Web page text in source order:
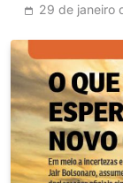
29 de janeiro